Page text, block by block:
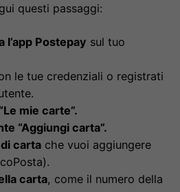
questi passaggi:
l’app Postepay sul tuo
le tue credenziali o registrati
mie carte”.
“Aggiungi carta”.
carta che vuoi aggiungere
carta, come il numero della